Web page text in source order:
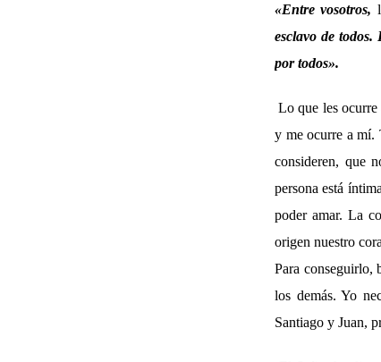
«Entre vosotros,
esclavo de
por todos».
Lo que les ocurre
y me ocurre a mí.
consideren, que
persona está
poder amar. La
origen nuestro
Para conseguirlo,
los demás. Yo
Santiago y Juan,